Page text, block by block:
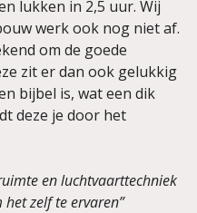
lukken in 2,5 uur. Wij
werk ook nog niet af.
om de goede
zit er dan ook gelukkig
bijbel is, wat een dik
deze je door het
en luchtvaarttechniek
zelf te ervaren”